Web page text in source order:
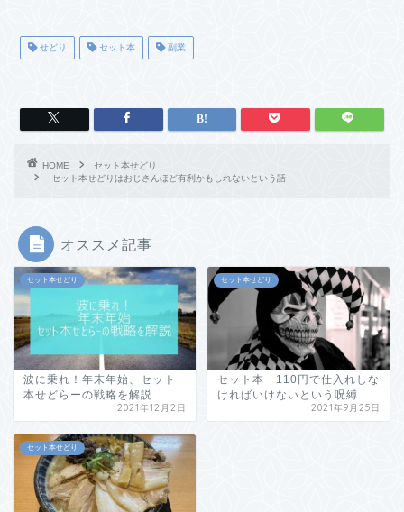
せどり セット本 副業
HOME
セット本せどり
セット本せどりはおじさんほど有利かもしれないという話
オススメ記事
セット本せどり
波に乗れ！年末年始、セット
本せどらーの戦略を解説
2021年12月2日
セット本せどり
セット本 110円で仕入れしな
ければいけないという呪縛
2021年9月25日
セット本せどり